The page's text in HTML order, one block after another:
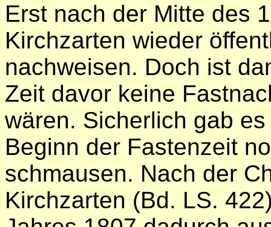
Erst nach der Mitte des
Kirchzarten wieder
nachweisen. Doch ist
Zeit davor keine
wären. Sicherlich gab
Beginn der Fastenzeit
schmausen. Nach der
Kirchzarten (Bd. LS.